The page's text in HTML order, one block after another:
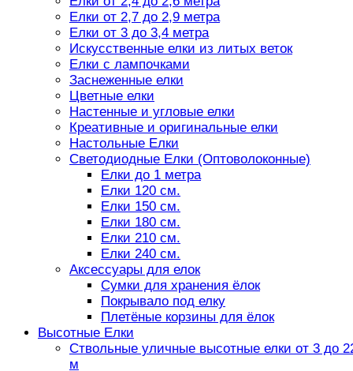
Елки от 2,7 до 2,9 метра
Елки от 3 до 3,4 метра
Искусственные елки из литых веток
Елки с лампочками
Заснеженные елки
Цветные елки
Настенные и угловые елки
Креативные и оригинальные елки
Настольные Елки
Светодиодные Елки (Оптоволоконные)
Елки до 1 метра
Елки 120 см.
Елки 150 см.
Елки 180 см.
Елки 210 см.
Елки 240 см.
Аксессуары для елок
Сумки для хранения ёлок
Покрывало под елку
Плетёные корзины для ёлок
Высотные Елки
Ствольные уличные высотные елки от 3 до
м